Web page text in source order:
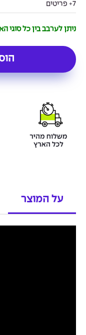
7+ פריטים
ניתן לערבב בין כל סוגי
על המוצר